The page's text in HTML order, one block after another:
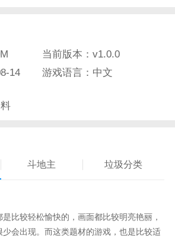
诞幽默风趣的描述手法向我们讽刺
的现象，在感受到这些抓狂事情背
会深深的反应到自己的身上，游戏
类的体验。
当前版本：v1.0.0
14
游戏语言：中文
斗地主 垃圾分类
比较轻松愉快的，画面都比较明亮艳丽，
会出现。而这类题材的游戏，也是比较适